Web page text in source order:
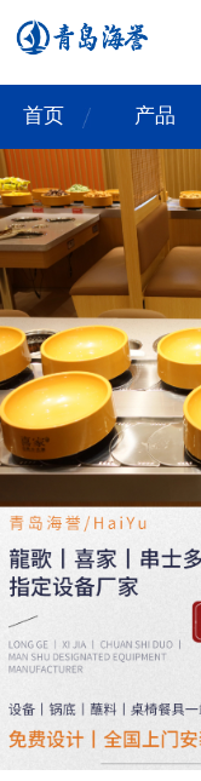
首页 产品
我们